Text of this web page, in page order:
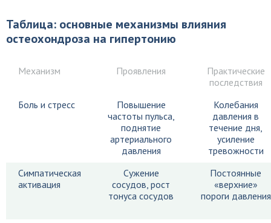
Таблица: основные механизмы влияния
остеохондроза на гипертонию
Механизм Проявления
Практические
последствия
Боль и стресс
Повышение
частоты пульса,
поднятие
артериального
давления
Колебания
давления в
течение дня,
усиление
тревожности
Симпатическая
активация
Сужение
сосудов, рост
тонуса сосудов
Постоянные
«верхние»
пороги давления